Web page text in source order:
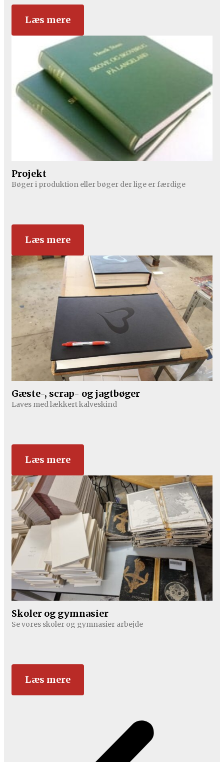
Læs mere
Projekt
Bøger i produktion eller bøger der lige er færdige
Læs mere
Gæste-, scrap- og jagtbøger
Laves med lækkert kalveskind
Læs mere
Skoler og gymnasier
Se vores skoler og gymnasier arbejde
Læs mere